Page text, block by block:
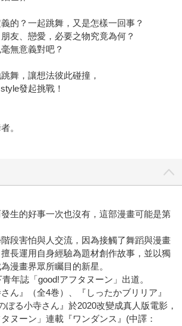
的？一起跳舞，又是怎樣一回事？
友、戀愛，必要之物究竟為何？
無意義對吧？
舞，讓想法彼此碰撞，
發起挑戰！
。
發生的好事一次也沒有，這部漫畫可能是第
段害怕與人交流，因為接觸了舞蹈與漫畫
長運用自身經驗為題材創作故事，並以獨
漫畫界眾所矚目的新星。
年誌「good!アフタヌーン」出道。
ん』（全4巻）、『しったかブリリア』
ぼる小寺さん』於2020改變成真人版電影，
ヌーン」連載『ワンダンス』(中譯：